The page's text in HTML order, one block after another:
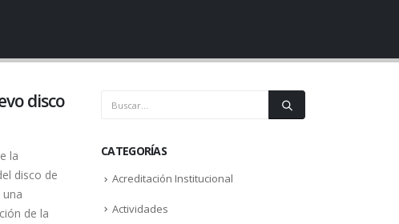
disco
la
disco de
una
de la
CATEGORÍAS
Acreditación Institucional
Actividades